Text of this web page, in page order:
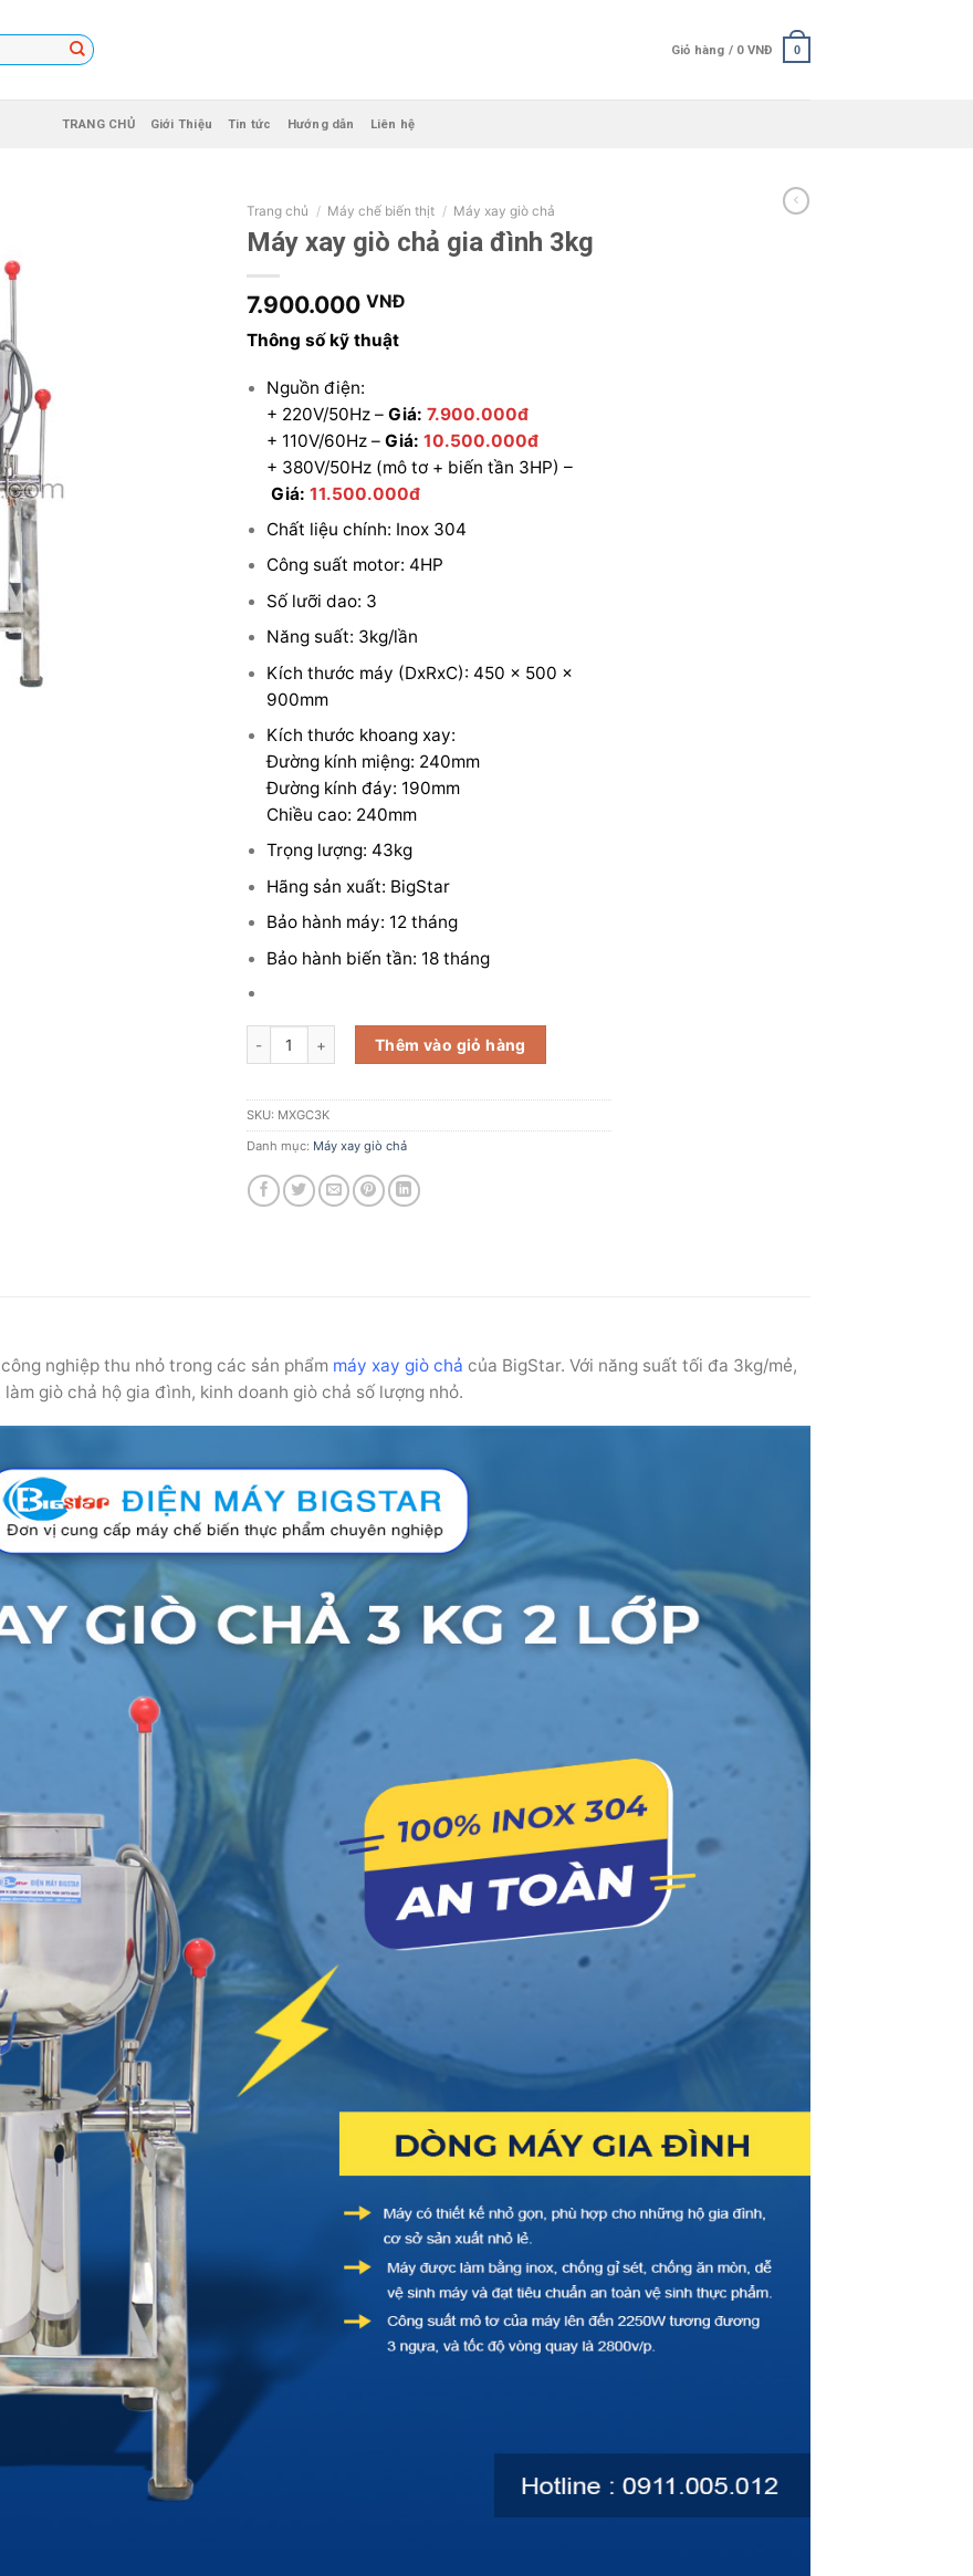
Giỏ hàng / 0 VNĐ 0
TRANG CHỦ Giới Thiệu Tin tức Hướng dẫn Liên hệ
Trang chủ / Máy chế biến thịt / Máy xay giò chả
Máy xay giò chả gia đình 3kg
7.900.000 VNĐ
Thông số kỹ thuật
Nguồn điện:
+ 220V/50Hz – Giá:7.900.000đ
+ 110V/60Hz –Giá:10.500.000đ
+ 380V/50Hz (mô tơ + biến tần 3HP) –
Giá: 11.500.000đ
Chất liệu chính: Inox 304
Công suất motor: 4HP
Số lưỡi dao: 3
Năng suất: 3kg/lần
Kích thước máy (DxRxC): 450 x 500 x
900mm
Kích thước khoang xay:
Đường kính miệng: 240mm
Đường kính đáy: 190mm
Chiều cao: 240mm
Trọng lượng: 43kg
Hãng sản xuất: BigStar
Bảo hành máy: 12 tháng
Bảo hành biến tần: 18 tháng
Máy xay giò chả gia đình 3kg số lượng
Thêm vào giỏ hàng
SKU: MXGC3K
Danh mục: Máy xay giò chả
nghiệp thu nhỏ trong các sản phẩm máy xay giò chả của BigStar. Với năng suất tối đa 3kg/mẻ,
giò chả hộ gia đình, kinh doanh giò chả số lượng nhỏ.